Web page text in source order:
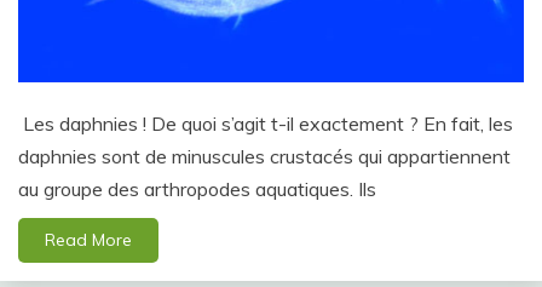
Les daphnies ! De quoi s’agit t-il exactement ? En fait, les
daphnies sont de minuscules crustacés qui appartiennent
au groupe des arthropodes aquatiques. Ils
Read More